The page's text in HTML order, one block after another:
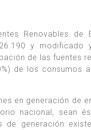
Renovables de
y
de las fuentes
de los consumos
en generación de
nacional, sean
generación